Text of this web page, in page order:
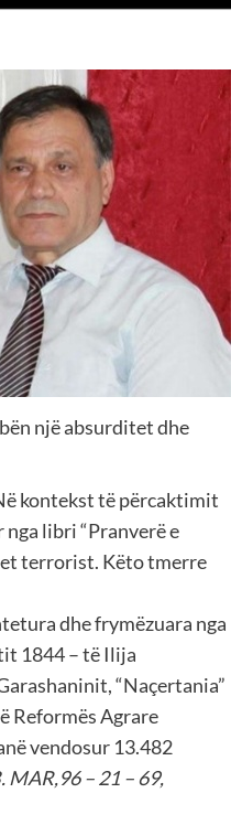
një absurditet dhe
kontekst të përcaktimit
libri “Pranverë e
terrorist. Këto tmerre
dhe frymëzuara nga
1844 – të Ilija
“Naçertania”
Reformës Agrare
vendosur 13.482
MAR,96 – 21 – 69,